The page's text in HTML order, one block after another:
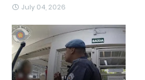
July 04, 2026